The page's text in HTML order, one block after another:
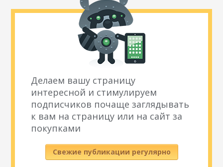
Делаем вашу страницу
интересной и стимулируем
подписчиков почаще заглядывать
к вам на страницу или на сайт за
покупками
Свежие публикации регулярно